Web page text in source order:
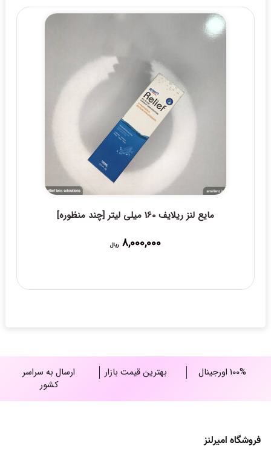
through
مایع لنز ریلایف 160 میلی لیتر [چند منظوره]
8,000,000 ریال
100% اورجینال بهترین قیمت بازار
ارسال به سراسر
کشور
فروشگاه امیرلنز